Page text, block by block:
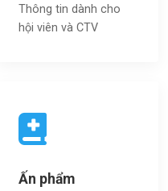
Thông tin dành cho
hội viên và CTV
Ấn phẩm